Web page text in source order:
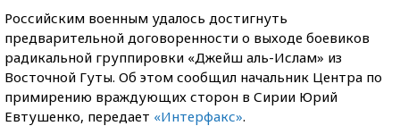
Российским военным удалось достигнуть
предварительной договоренности о выходе боевиков
радикальной группировки «Джейш аль-Ислам» из
Восточной Гуты. Об этом сообщил начальник Центра по
примирению враждующих сторон в Сирии Юрий
Евтушенко, передает «Интерфакс».